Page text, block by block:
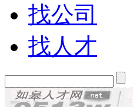
找公司
找人才